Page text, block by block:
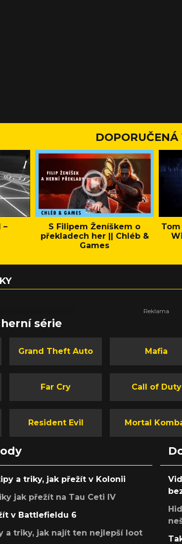
DOPORUČENÁ
–
S Filipem Ženíškem o
překladech her || Chléb &
Games
série
Grand Theft Auto Mafia
Far Cry Call of Duty
Resident Evil Mortal
a triky, jak přežít v Kolonii
jak přežít na Tau Ceti IV
v Battlefieldu 6
a triky, jak najít ten nejlepší loot